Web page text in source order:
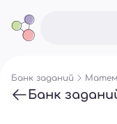
Банк заданий
Банк